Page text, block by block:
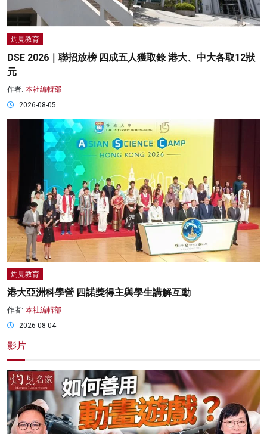
灼見教育
DSE 2026｜聯招放榜 四成五人獲取錄 港大、中大各取12狀
元
作者: 本社編輯部
2026-08-05
灼見教育
港大亞洲科學營 四諾獎得主與學生講解互動
作者: 本社編輯部
2026-08-04
影片